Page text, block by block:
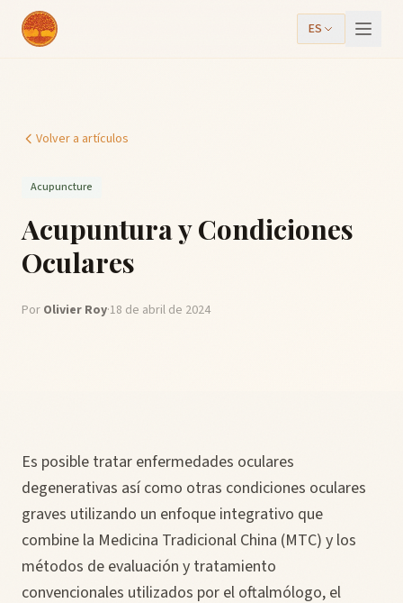
ES
Volver a artículos
Acupuncture
Acupuntura y Condiciones
Oculares
Por Olivier Roy·18 de abril de 2024
Es posible tratar enfermedades oculares
degenerativas así como otras condiciones oculares
graves utilizando un enfoque integrativo que
combine la Medicina Tradicional China (MTC) y los
métodos de evaluación y tratamiento
convencionales utilizados por el oftalmólogo, el